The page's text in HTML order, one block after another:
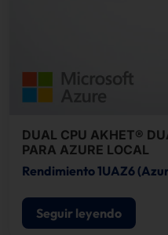
DUAL CPU AKHET®
PARA AZURE LOCAL
Rendimiento 1UAZ6
Seguir leyendo